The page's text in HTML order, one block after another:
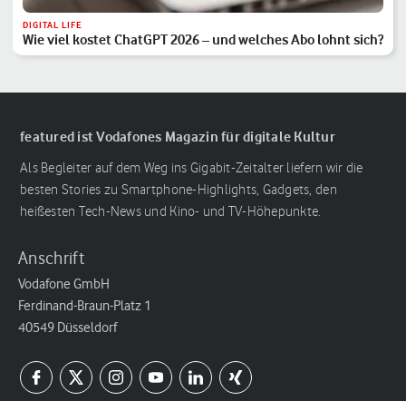
DIGITAL LIFE
Wie viel kostet ChatGPT 2026 – und welches Abo lohnt sich?
featured ist Vodafones Magazin für digitale Kultur
Als Begleiter auf dem Weg ins Gigabit-Zeitalter liefern wir die
besten Stories zu Smartphone-Highlights, Gadgets, den
heißesten Tech-News und Kino- und TV-Höhepunkte.
Anschrift
Vodafone GmbH
Ferdinand-Braun-Platz 1
40549 Düsseldorf